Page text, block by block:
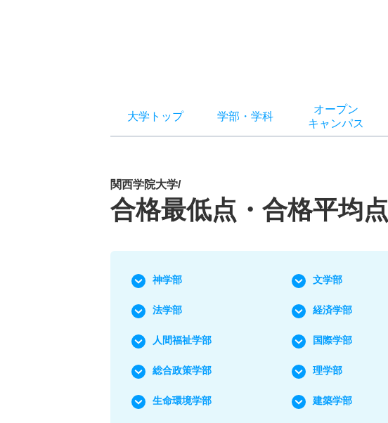
大学トップ 学部 ・ 学科
オープン
キャンパス
関西学院大学/
合格最低点・合格平均点
神学部 文学部
法学部 経済学部
人間福祉学部 国際学部
総合政策学部 理学部
生命環境学部 建築学部